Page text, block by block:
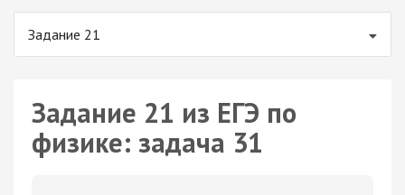
Задание 21
Задание 21 из ЕГЭ по
физике: задача 31